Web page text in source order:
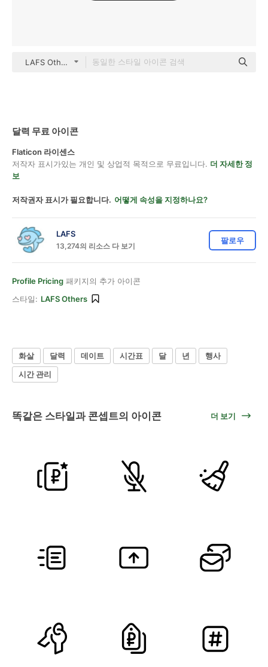
LAFS Others
달력 무료 아이콘
Flaticon 라이센스
저작자 표시가있는 개인 및 상업적 목적으로 무료입니다. 더 자세한 정
보
저작권자 표시가 필요합니다. 어떻게 속성을 지정하나요?
LAFS
13,274의 리소스 다 보기
팔로우
Profile Pricing 패키지의 추가 아이콘
스타일: LAFS Others
화살 달력 데이트 시간표 달 년
행사
시간 관리
똑같은 스타일과 콘셉트의 아이콘 더 보기